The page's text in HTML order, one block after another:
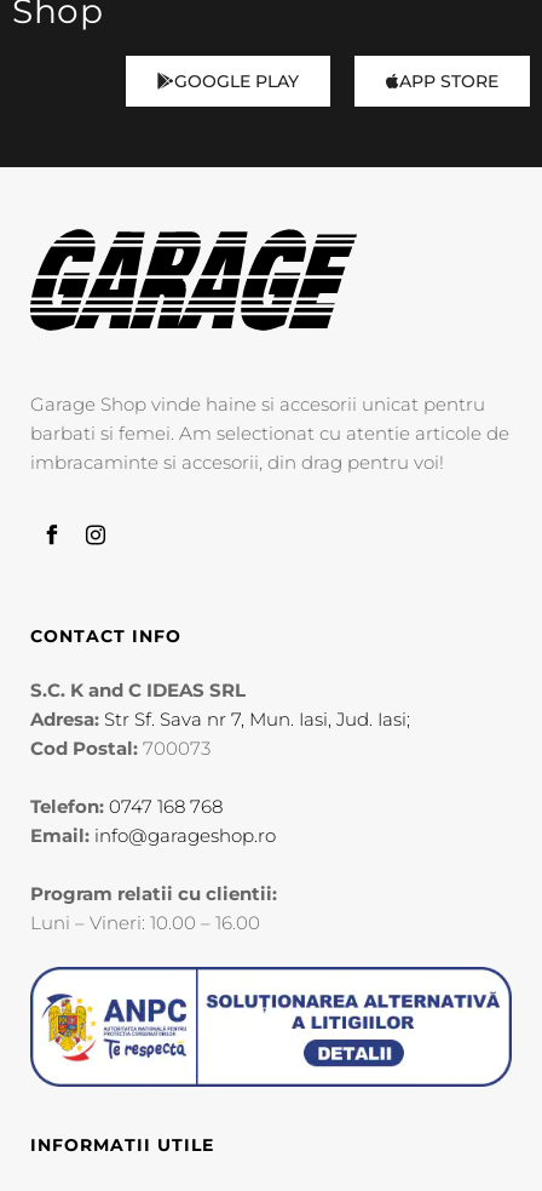
Shop
GOOGLE PLAY APP STORE
Garage Shop vinde haine si accesorii unicat pentru
barbati si femei. Am selectionat cu atentie articole de
imbracaminte si accesorii, din drag pentru voi!
CONTACT INFO
S.C. K and C IDEAS SRL
Adresa: Str Sf. Sava nr 7, Mun. Iasi, Jud. Iasi;
Cod Postal: 700073
Telefon: 0747 168 768
Email: info@garageshop.ro
Program relatii cu clientii:
Luni – Vineri: 10.00 – 16.00
INFORMATII UTILE